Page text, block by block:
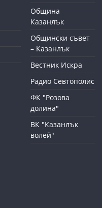
Община
Казанлък
Общински съвет
– Казанлък
Вестник Искра
Радио Севтополис
ФК "Розова
долина"
ВК "Казанлък
волей"